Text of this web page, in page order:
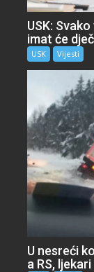
USK:
imat će
USK Vijesti
U nesreći
a RS,